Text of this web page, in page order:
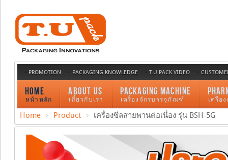
PROMOTION PACKAGING KNOWLEDGE T.U PACK VIDEO
HOME
หน้าหลัก
ABOUT US
เกี่ยวกับเรา
PACKAGING MACHINE
เครื่องจักรบรรจุภัณฑ์ เครื่อ
Home Product เครื่องซีลสายพานต่อเนื่อง รุ่น BSH-5G